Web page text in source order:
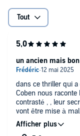
Tout
dans ce thriller qui
Coben nous
contrasté , , leur
vont être mise à
et comme souvent il
date du début des
un ancien mais